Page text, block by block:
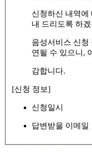
신청하신 내역에
내 드리도록 하
음성서비스 신청
연될 수 있으니,
감합니다.
[신청 정보]
신청일시
답변받을 이메일